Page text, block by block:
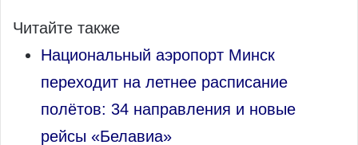
Читайте также
Национальный аэропорт Минск
переходит на летнее расписание
полётов: 34 направления и новые
рейсы «Белавиа»